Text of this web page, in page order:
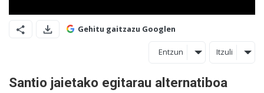
Gehitu gaitzazu Googlen
Entzun Itzuli
Santio jaietako egitarau alternatiboa